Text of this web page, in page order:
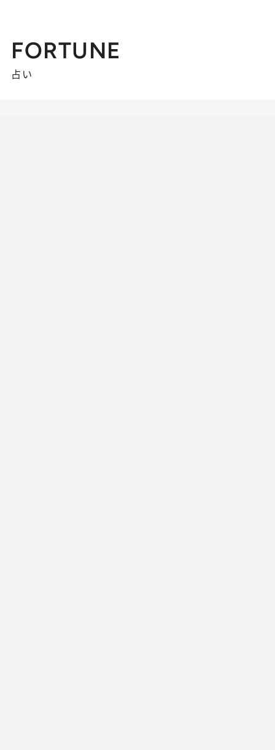
FORTUNE
占い